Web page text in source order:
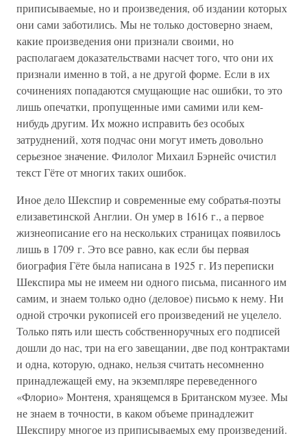
приписываемые, но и произведения, об издании которых
они сами заботились. Мы не только достоверно знаем,
какие произведения они признали своими, но
располагаем доказательствами насчет того, что они их
признали именно в той, а не другой форме. Если в их
сочинениях попадаются смущающие нас ошибки, то это
лишь опечатки, пропущенные ими самими или кем-
нибудь другим. Их можно исправить без особых
затруднений, хотя подчас они могут иметь довольно
серьезное значение. Филолог Михаил Бэрнейс очистил
текст Гёте от многих таких ошибок.
Иное дело Шекспир и современные ему собратья-поэты
елизаветинской Англии. Он умер в 1616 г., а первое
жизнеописание его на нескольких страницах появилось
лишь в 1709 г. Это все равно, как если бы первая
биография Гёте была написана в 1925 г. Из переписки
Шекспира мы не имеем ни одного письма, писанного им
самим, и знаем только одно (деловое) письмо к нему. Ни
одной строчки рукописей его произведений не уцелело.
Только пять или шесть собственноручных его подписей
дошли до нас, три на его завещании, две под контрактами
и одна, которую, однако, нельзя считать несомненно
принадлежащей ему, на экземпляре переведенного
«Флорио» Монтеня, хранящемся в Британском музее. Мы
не знаем в точности, в каком объеме принадлежит
Шекспиру многое из приписываемых ему произведений.